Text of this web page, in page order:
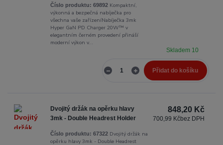
Číslo produktu: 69892Kompaktní,
výkonná a bezpečná nabíječka pro
všechna vaše zařízeníNabíječka 3mk
Hyper GaN PD Charger 20W™ v
elegantním černém provedení přináší
moderní výkon v...
Skladem 10
Přidat do košíku
Dvojitý držák na opěrku hlavy
3mk - Double Headrest Holder
Číslo produktu: 67322Dvojitý držák na
opěrku hlavy 3mk - Double Headrest
848,20 Kč
700,99 Kčbez DPH